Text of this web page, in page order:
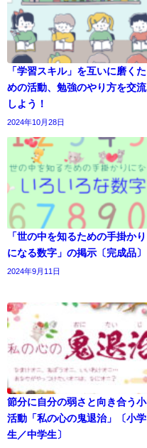
「学習スキル」を互いに磨くた
めの活動、勉強のやり方を交流
しよう！
2024年10月28日
「世の中を知るための手掛かり
になる数字」の掲示〔完成品〕
2024年9月11日
節分に自分の弱さと向き合う小
活動「私の心の鬼退治」〔小学
生／中学生〕